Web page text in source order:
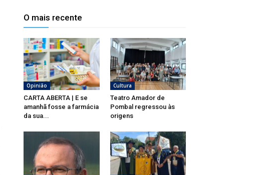
O mais recente
Opinião
CARTA ABERTA | E se
amanhã fosse a farmácia
da sua...
Cultura
Teatro Amador de
Pombal regressou às
origens